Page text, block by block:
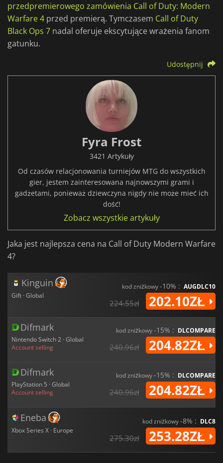
przedpremierowego zamówienia Call of Duty: Modern
Warfare 4 przed premierą. Tymczasem Call of Duty
Black Ops 7 nadal oferuje ekscytujące wrażenia fanom
gatunku.
Udostępnij
Fyra Frost
3421 Artykuły
Od czasów relacjonowania turniejów MTG do wszystkich
gier, jestem zainteresowana najnowszymi grami i
gadżetami, ponieważ dziewczyna nigdy nie może mieć ich
dość!
Zobacz wszystkie artykuły
Jaka jest najlepsza cena na Call of Duty Modern Warfare
4?
Kinguin
Gift · Global
kod zniżkowy-10% : AUGDLC10
224.55zł 202.10ZŁ
Difmark
Nintendo Switch 2 · Global
Account selling
kod zniżkowy-15% : DLCOMPARE
240.96zł 204.82ZŁ
Difmark
PlayStation 5 · Global
Account selling
kod zniżkowy-15% : DLCOMPARE
240.96zł 204.82ZŁ
Eneba
Xbox Series X · Europe
kod zniżkowy-8% : DLC8
275.30zł 253.28ZŁ